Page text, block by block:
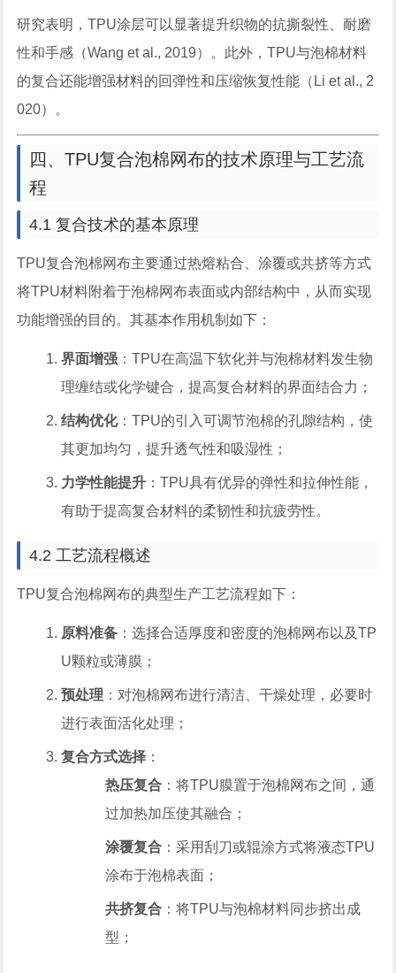
研究表明，TPU涂层可以显著提升织物的抗撕裂性、耐磨
性和手感（Wang et al., 2019）。此外，TPU与泡棉材料
的复合还能增强材料的回弹性和压缩恢复性能（Li et al., 2
020）。
四、TPU复合泡棉网布的技术原理与工艺流
程
4.1 复合技术的基本原理
TPU复合泡棉网布主要通过热熔粘合、涂覆或共挤等方式
将TPU材料附着于泡棉网布表面或内部结构中，从而实现
功能增强的目的。其基本作用机制如下：
界面增强 ：TPU在高温下软化并与泡棉材料发生物
理缠结或化学键合，提高复合材料的界面结合力；
结构优化：TPU的引入可调节泡棉的孔隙结构，使
其更加均匀，提升透气性和吸湿性；
力学性能提升 ：TPU具有优异的弹性和拉伸性能，
有助于提高复合材料的柔韧性和抗疲劳性。
4.2 工艺流程概述
TPU复合泡棉网布的典型生产工艺流程如下：
原料准备 ：选择合适厚度和密度的泡棉网布以及TP
U颗粒或薄膜；
预处理 ：对泡棉网布进行清洁、干燥处理，必要时
进行表面活化处理；
复合方式选择 ：
热压复合 ：将TPU膜置于泡棉网布之间，通
过加热加压使其融合；
涂覆复合 ：采用刮刀或辊涂方式将液态TPU
涂布于泡棉表面；
共挤复合 ：将TPU与泡棉材料同步挤出成
型；